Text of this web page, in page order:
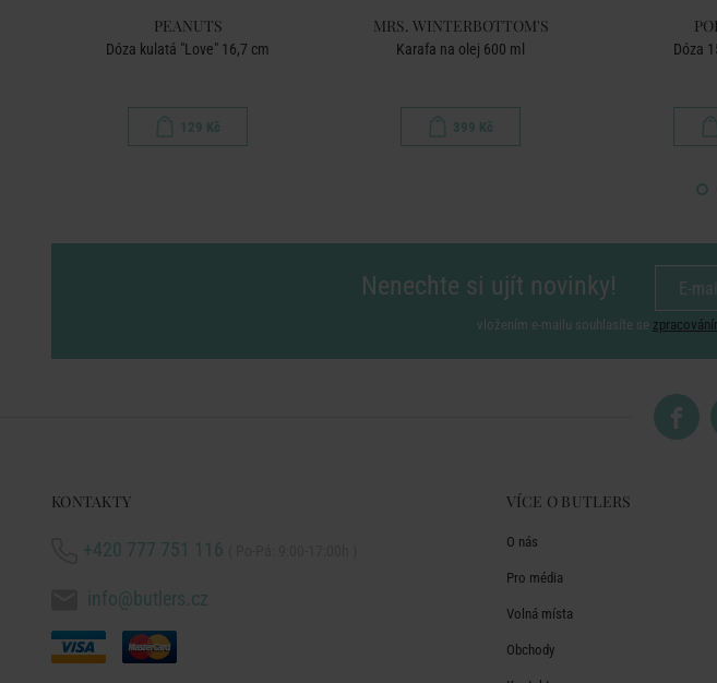
PEANUTS
Dóza kulatá "Love" 16,7 cm
129 Kč
MRS. WINTERBOTTOM'S
Karafa na olej 600 ml
399 Kč
Dóza
Nenechte si ujít novinky!
vložením e-mailu souhlasíte se
KONTAKTY
+420 777 751 116
info@butlers.cz
VÍCE O BUTLERS
O nás
Pro média
Volná místa
Obchody